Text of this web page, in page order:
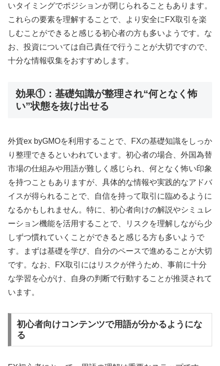
いタイミングでポジションが閉じられることもあります。
これらの要素を理解することで、より安全にFX取引を楽
しむことができると感じる初心者の方も多いようです。な
お、投資については自己責任で行うことが大切ですので、
十分な情報収集をおすすめします。
効果①：基礎知識が整理され“何となく怖
い”状態を抜け出せる
外貨ex byGMOを利用することで、FXの基礎知識をしっか
り整理できるといわれています。初心者の場合、外国為替
市場の仕組みや用語が難しく感じられ、何となく怖い印象
を持つこともありますが、具体的な情報や実践的なアドバ
イスが得られることで、自信を持って取引に臨めるように
なるかもしれません。特に、初心者向けの解説やシミュレ
ーション機能を活用することで、リスクを理解しながら少
しずつ慣れていくことができると感じる方も多いようで
す。まずは基礎を学び、自分のペースで進めることが大切
です。なお、FX取引にはリスクが伴うため、事前に十分
な学習を心がけ、自身の判断で行動することが推奨されて
います。
初心者向けコンテンツで用語が分かるようにな
る